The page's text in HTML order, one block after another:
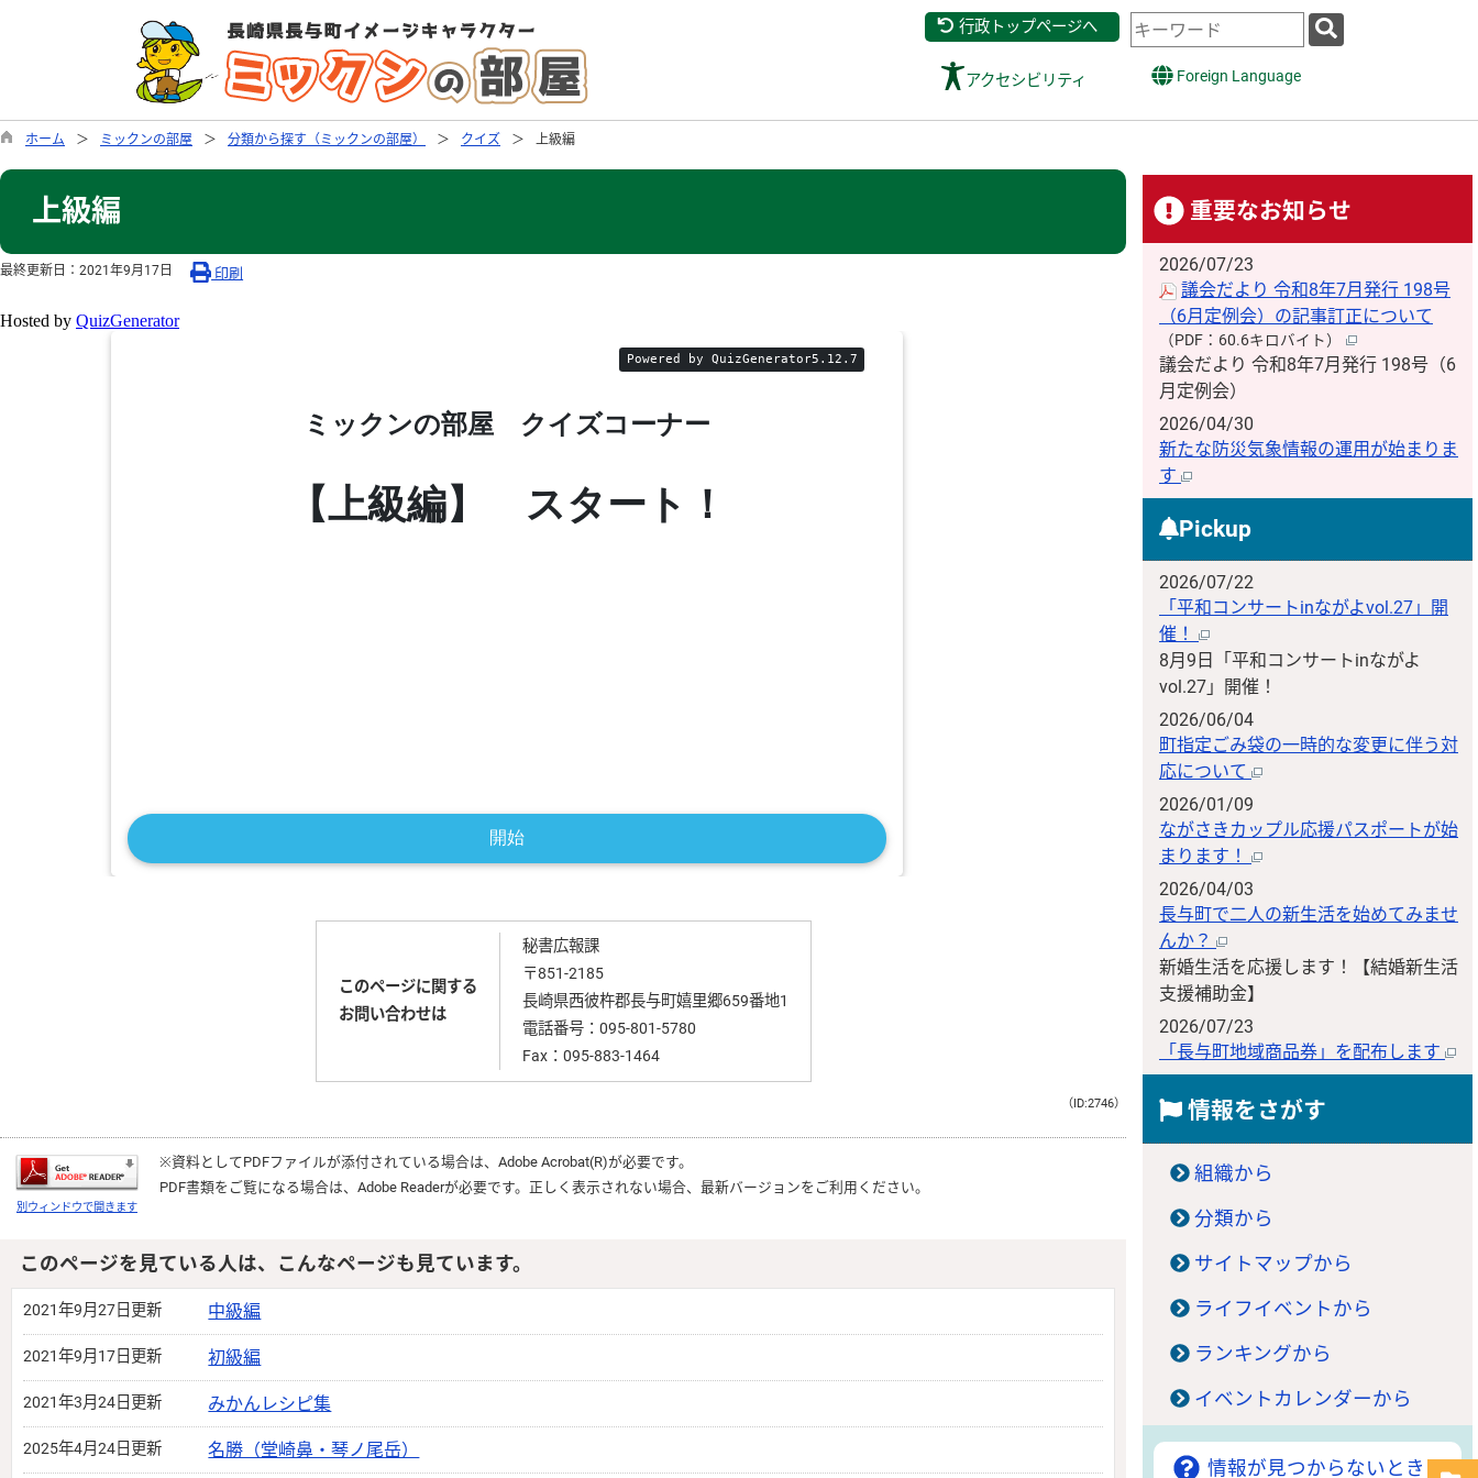
行政トップページへ
検
索
ワ
アクセシビリティ Foreign Language
ホーム ミックンの部屋 分類から探す（ミックンの部屋） クイズ 上級編
上級編
最終更新日： 2021年9月17日 印刷
このページに関する
お問い合わせは
秘書広報課
〒851-2185
長崎県西彼杵郡長与町嬉里郷659番地1
電話番号： 095-801-5780
Fax：095-883-1464
（ID:2746）
別ウィンドウで開きます
※資料としてPDFファイルが添付されている場合は、 Adobe Acrobat(R)が必要です。
PDF書類をご覧になる場合は、 Adobe Readerが必要です。正しく表示されない場合、最新バージョンをご利用ください。
このページを見ている人は、こんなページも見ています。
2021年9月27日更新 中級編
2021年9月17日更新 初級編
2021年3月24日更新 みかんレシピ集
2025年4月24日更新 名勝（堂崎鼻・琴ノ尾岳）
重要なお知らせ
2026/07/23
議会だより 令和8年7月発行 198号
（6月定例会）の記事訂正について
（PDF：60.6キロバイト）
議会だより 令和8年7月発行 198号（6
月定例会）
2026/04/30
新たな防災気象情報の運用が始まりま
す
Pickup
2026/07/22
「平和コンサートinながよvol.27」開
催！
8月9日「平和コンサートinながよ
vol.27」開催！
2026/06/04
町指定ごみ袋の一時的な変更に伴う対
応について
2026/01/09
ながさきカップル応援パスポートが始
まります！
2026/04/03
長与町で二人の新生活を始めてみませ
んか？
新婚生活を応援します！【結婚新生活
支援補助金】
2026/07/23
「長与町地域商品券」を配布します
情報をさがす
組織から
分類から
サイトマップから
ライフイベントから
ランキングから
イベントカレンダーから
情報が見つからないときは